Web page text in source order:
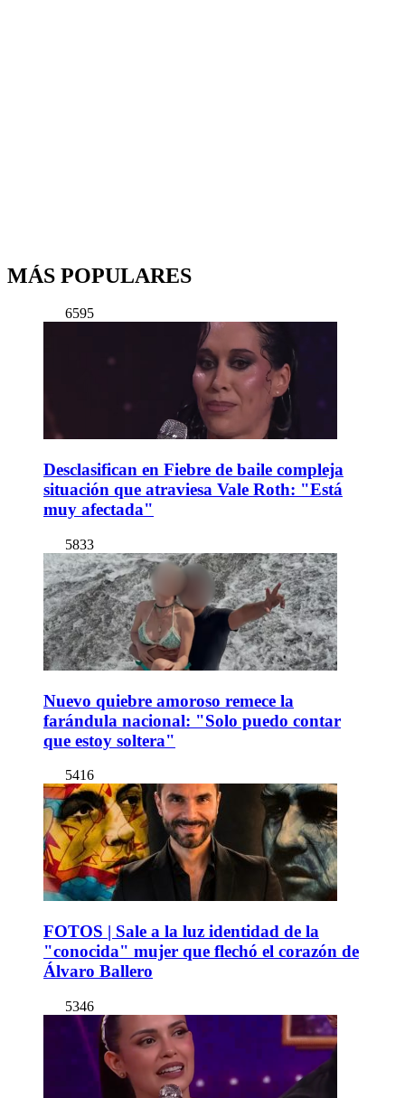
MÁS POPULARES
6595
Desclasifican en Fiebre de baile compleja
situación que atraviesa Vale Roth: "Está
muy afectada"
5833
Nuevo quiebre amoroso remece la
farándula nacional: "Solo puedo contar
que estoy soltera"
5416
FOTOS | Sale a la luz identidad de la
"conocida" mujer que flechó el corazón de
Álvaro Ballero
5346